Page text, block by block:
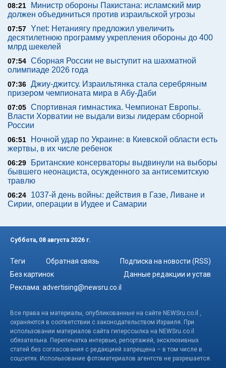
08:21
Министр обороны Пакистана: исламский мир
должен объединиться против израильской угрозы
07:57 Ynet: Нетаниягу предложил увеличить
десятилетнюю программу укрепления обороны до 400
млрд шекелей
07:54 Сборная России не выступит на шахматной
олимпиаде 2026 года
07:36 Джиу-джитсу. Израильтянка стала серебряным
призером чемпионата мира в Абу-Даби
07:05 Спортивная гимнастика. Чемпионат Европы.
Власти Хорватии не выдали визы лидерам сборной
России
06:51
Ночной удар по Украине: в Киевской области есть
жертвы, в их числе ребенок
06:29
Британские консерваторы выдвинули на выборы
бывшего неонациста, осужденного за антисемитскую
травлю
06:24
1037-й день войны: действия в Газе, Ливане и
Сирии, операции в Иудее и Самарии
Суббота, 08 августа 2026 г.
Теги Обратная связь
Подписка на новости (RSS)
Без картинок
Данные редакции и устав
Реклама: advertising@newsru.co.il
Все права на материалы, опубликованные на сайте NEWSru.co.il ,
охраняются в соответствии с законодательством Израиля. При
использовании материалов сайта гиперссылка на NEWSru.co.il
обязательна. Перепечатка интервью, репортажей, эксклюзивных
статей без согласования с редакцией запрещена – в том числе в
соцсетях. Использование фотоматериалов агентств не разрешается.